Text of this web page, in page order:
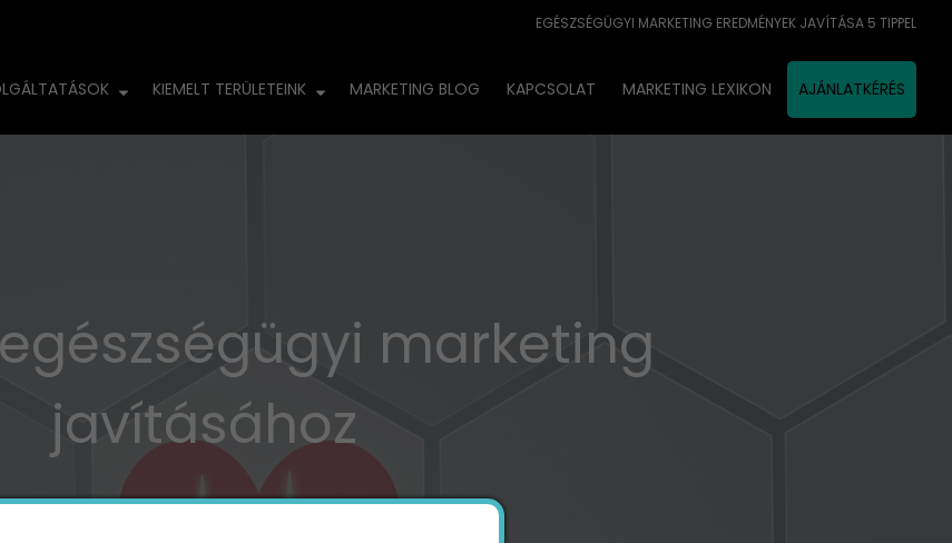
EGÉSZSÉGÜGYI MARKETING EREDMÉNYEK JAVÍTÁSA 5 TIPPEL
KIEMELT TERÜLETEINK MARKETING BLOG KAPCSOLAT MARKETING LEXIKON AJÁNLATKÉRÉS
marketing
javításához